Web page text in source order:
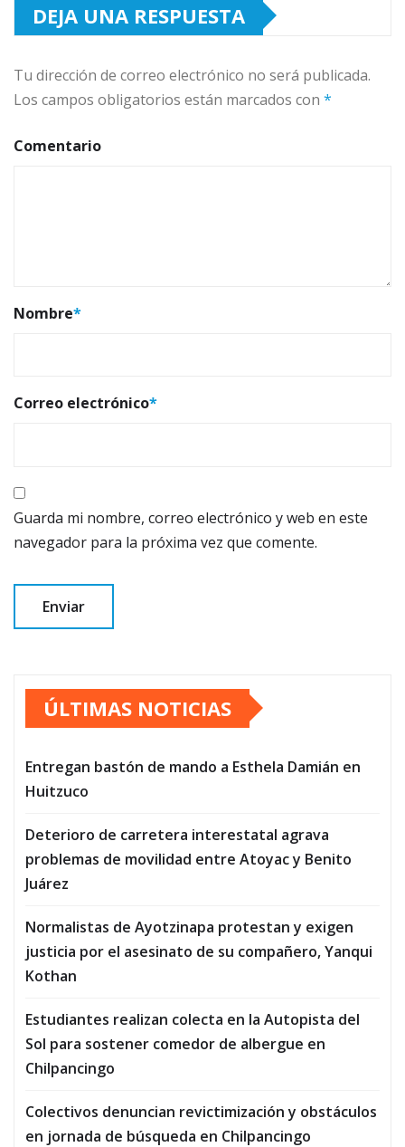
DEJA UNA RESPUESTA
Tu dirección de correo electrónico no será publicada.
Los campos obligatorios están marcados con *
Comentario
Nombre*
Correo electrónico*
Guarda mi nombre, correo electrónico y web en este
navegador para la próxima vez que comente.
ÚLTIMAS NOTICIAS
Entregan bastón de mando a Esthela Damián en
Huitzuco
Deterioro de carretera interestatal agrava
problemas de movilidad entre Atoyac y Benito
Juárez
Normalistas de Ayotzinapa protestan y exigen
justicia por el asesinato de su compañero, Yanqui
Kothan
Estudiantes realizan colecta en la Autopista del
Sol para sostener comedor de albergue en
Chilpancingo
Colectivos denuncian revictimización y obstáculos
en jornada de búsqueda en Chilpancingo